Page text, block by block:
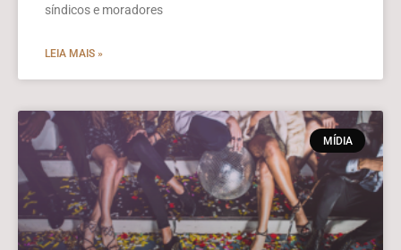
síndicos e moradores
LEIA MAIS »
MÍDIA